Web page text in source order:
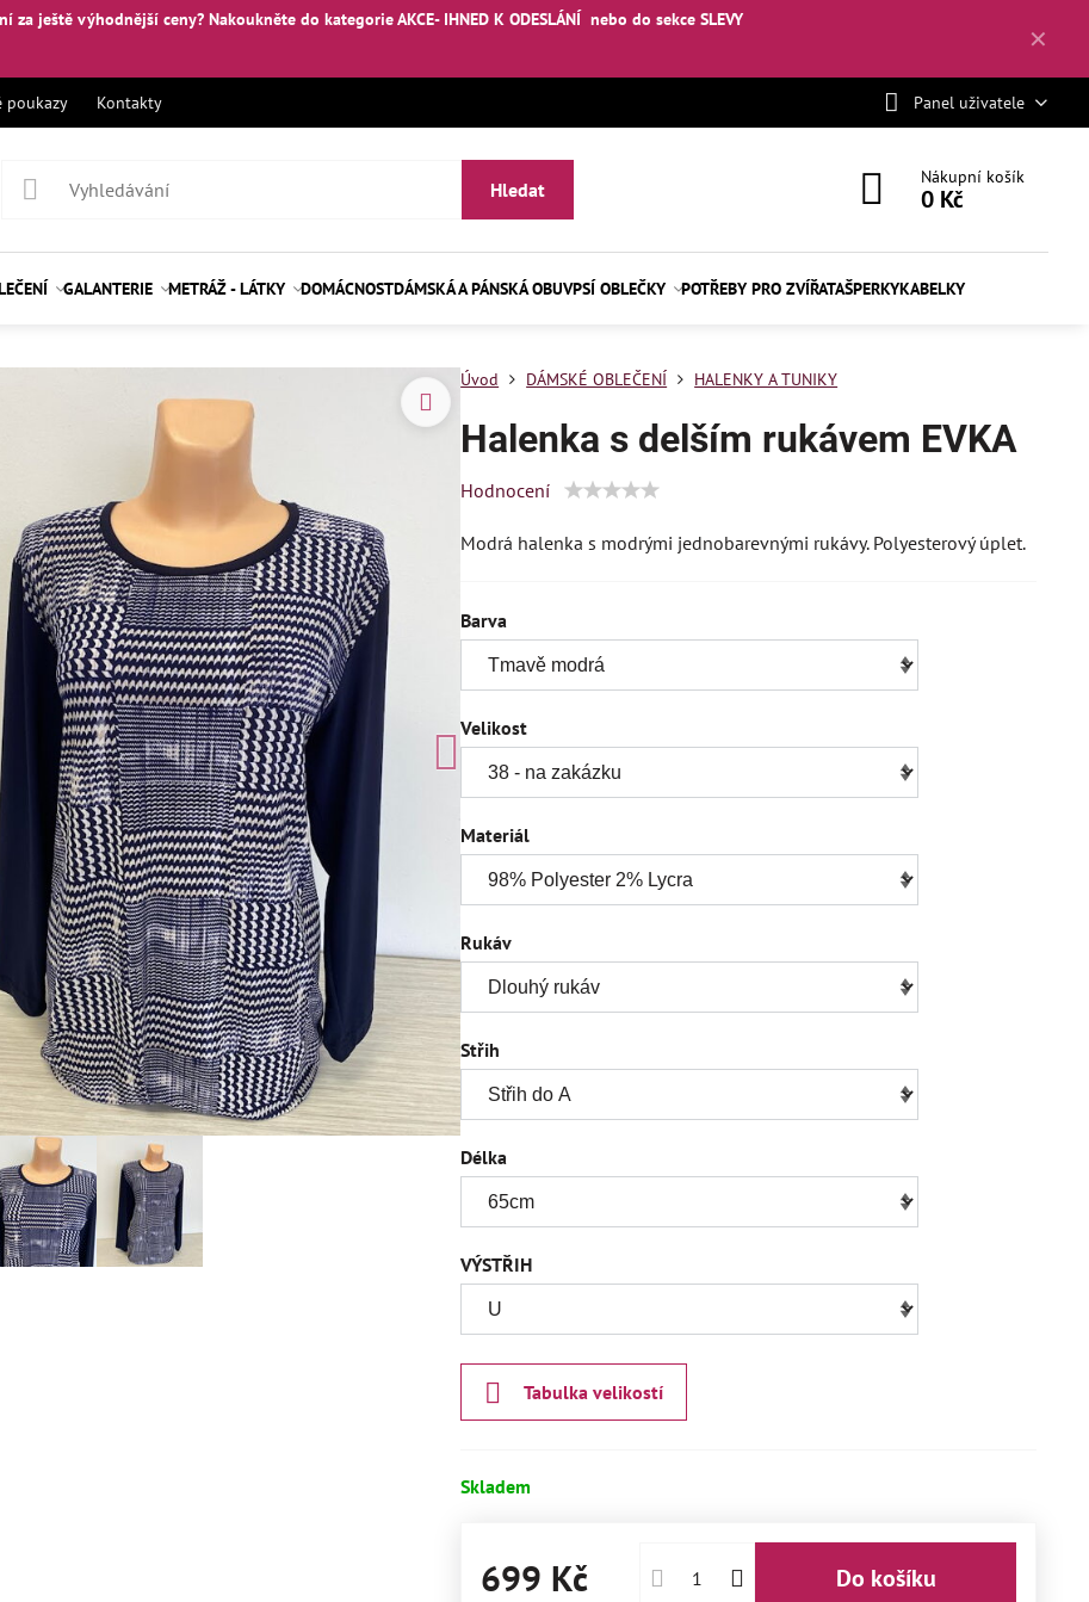
✕
za ještě výhodnější ceny? Nakouknětedo kategorie AKCE- IHNED K ODESLÁNÍ nebodo sekce SLEVY
poukazy Kontakty Panel uživatele
Hledat
Nákupní košík
0 Kč
GALANTERIE METRÁŽ - LÁTKY DOMÁCNOSTDÁMSKÁ A PÁNSKÁ OBUVPSÍ OBLEČKY POTŘEBY PRO ZVÍŘATAŠPERKYKABELKY
Úvod DÁMSKÉ OBLEČENÍ HALENKY A TUNIKY
Halenka s delším rukávem EVKA
Hodnocení
Modrá halenka s modrými jednobarevnými rukávy. Polyesterový úplet.
Barva
Velikost
Materiál
Rukáv
Střih
Délka
VÝSTŘIH
Tabulka velikostí
Skladem
699 Kč Do košíku